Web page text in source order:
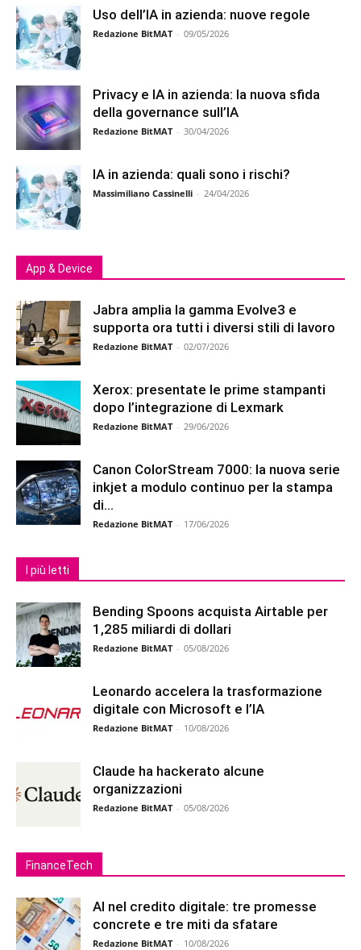
Uso dell’IA in azienda: nuove regole
Redazione BitMAT - 09/05/2026
Privacy e IA in azienda: la nuova sfida
della governance sull’IA
Redazione BitMAT - 30/04/2026
IA in azienda: quali sono i rischi?
Massimiliano Cassinelli - 24/04/2026
App & Device
Jabra amplia la gamma Evolve3 e
supporta ora tutti i diversi stili di lavoro
Redazione BitMAT - 02/07/2026
Xerox: presentate le prime stampanti
dopo l’integrazione di Lexmark
Redazione BitMAT - 29/06/2026
Canon ColorStream 7000: la nuova serie
inkjet a modulo continuo per la stampa
di...
Redazione BitMAT - 17/06/2026
I più letti
Bending Spoons acquista Airtable per
1,285 miliardi di dollari
Redazione BitMAT - 05/08/2026
Leonardo accelera la trasformazione
digitale con Microsoft e l’IA
Redazione BitMAT - 10/08/2026
Claude ha hackerato alcune
organizzazioni
Redazione BitMAT - 05/08/2026
FinanceTech
AI nel credito digitale: tre promesse
concrete e tre miti da sfatare
Redazione BitMAT - 10/08/2026